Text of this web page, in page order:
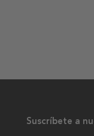
Suscríbete a